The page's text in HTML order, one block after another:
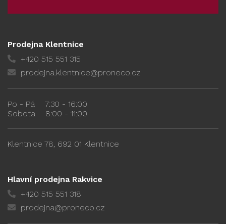
Prodejna Klentnice
+420 515 551 315
prodejna.klentnice@proneco.cz
Po - Pá
7:30 - 16:00
Sobota
8:00 - 11:00
Klentnice 78, 692 01 Klentnice
Hlavní prodejna Rakvice
+420 515 551 318
prodejna@proneco.cz